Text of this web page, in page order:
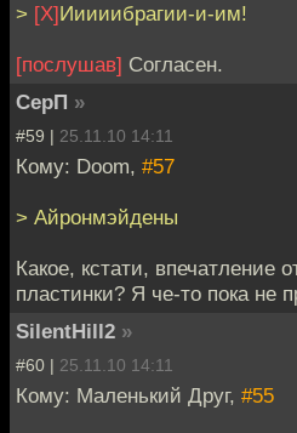
> [Х]Ииииибрагии-и-им!
[послушав] Согласен.
СерП »
#59 | 25.11.10 14:11
Кому: Doom, #57
> Айронмэйдены
Какое, кстати, впечатление
пластинки? Я че-то пока не
SilentHill2 »
#60 | 25.11.10 14:11
Кому: Маленький Друг, #55